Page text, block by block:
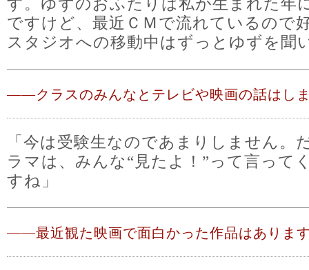
ですけど、最近ＣＭで流れているので
スタジオへの移動中はずっとゆずを聞
――クラスのみんなとテレビや映画の話はし
「今は受験生なのであまりしません。
ラマは、みんな“見たよ！”って言って
すね」
――最近観た映画で面白かった作品はありま